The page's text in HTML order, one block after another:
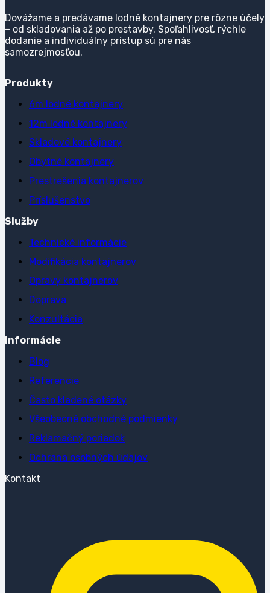
Dovážame a predávame lodné kontajnery pre rôzne účely
– od skladovania až po prestavby. Spoľahlivosť, rýchle
dodanie a individuálny prístup sú pre nás
samozrejmosťou.
Produkty
6m lodné kontajnery
12m lodné kontajnery
Skladové kontajnery
Obytné kontajnery
Prestrešenia kontajnerov
Príslušenstvo
Služby
Technické informácie
Modifikácia kontajnerov
Opravy kontajnerov
Doprava
Konzultácia
Informácie
Blog
Referencie
Často kladené otázky
Všeobecné obchodné podmienky
Reklamačný poriadok
Ochrana osobných údajov
Kontakt